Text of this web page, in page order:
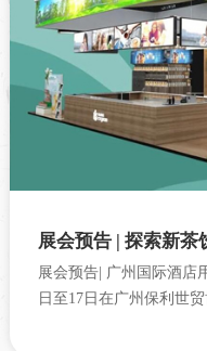
展会预告 | 探索新茶
展会预告| 广州国际酒店
日至17日在广州保利世